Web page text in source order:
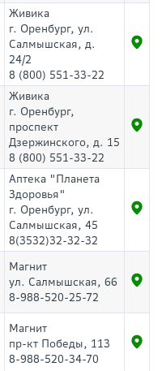
Живика
г. Оренбург, ул.
Салмышская, д.
24/2
8 (800) 551-33-22
Живика
г. Оренбург,
проспект
Дзержинского, д. 15
8 (800) 551-33-22
Аптека "Планета
Здоровья"
г. Оренбург, ул.
Салмышская, 45
8(3532)32-32-32
Магнит
ул. Салмышская, 66
8-988-520-25-72
Магнит
пр-кт Победы, 113
8-988-520-34-70